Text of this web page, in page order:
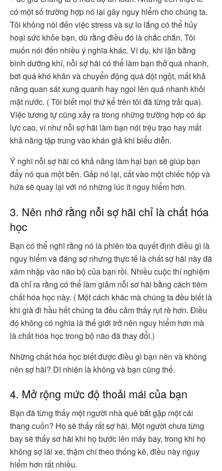
có một số trường hợp nó lại gây nguy hiểm cho chúng ta.
Tôi không nói đến việc stress và sự lo lắng có thể hủy
hoại sức khỏe bạn, dù rằng điều đó là chắc chắn. Tôi
muốn nói đến nhiều ý nghĩa khác. Ví dụ, khi lặn bằng
bình dưỡng khí, nỗi sợ hãi có thể làm bạn thở quá nhanh,
bơi quá khó khăn và chuyển động quá đột ngột, mất khả
năng quan sát xung quanh hay ngoi lên quá nhanh khỏi
mặt nước. ( Tôi biết mọi thứ kể trên tôi đã từng trải qua).
Việc tương tự cũng xảy ra trong những trường hợp có áp
lực cao, ví như nỗi sợ hãi làm bạn nói trệu trạo hay mất
khả năng tập trung vào khán giả khi biểu diễn.
Ý nghĩ nỗi sợ hãi có khả năng làm hại bạn sẽ giúp bạn
đẩy nó qua một bên. Gấp nó lại, cất vào một chiếc hộp và
hứa sẽ quay lại với nó những lúc ít nguy hiểm hơn.
3. Nên nhớ rằng nỗi sợ hãi chỉ là chất hóa
học
Bạn có thể nghĩ rằng nó là phiên tòa quyết định điều gì là
nguy hiểm và đáng sợ nhưng thực tế là chất sợ hãi này đã
xâm nhập vào não bộ của bạn rồi. Nhiều cuộc thí nghiệm
đã chỉ ra rằng có thể làm giảm nỗi sơ hãi bằng cách tiêm
chất hóa học này. ( Một cách khác mà chúng ta đều biết là
khi già đi hầu hết chúng ta đều cảm thấy rụt rè hơn. Điều
đó không có nghĩa là thế giới trở nên nguy hiểm hơn mà
là chất hóa học trong bộ não đã thay đổi.)
Những chất hóa học biết được điều gì bạn nên và không
nên sợ hãi? Dĩ nhiên là không và bạn cũng thế.
4. Mở rộng mức độ thoải mái của bạn
Bạn đã từng thấy một người nhà quê bắt gặp một cái
thang cuốn? Họ sẽ thấy rất sợ hãi. Một người chưa từng
bay sẽ thấy sơ hãi khi họ bước lên máy bay, trong khi họ
không sợ lái xe, thậm chí theo thống kê, điều này nguy
hiểm hơn rất nhiều.